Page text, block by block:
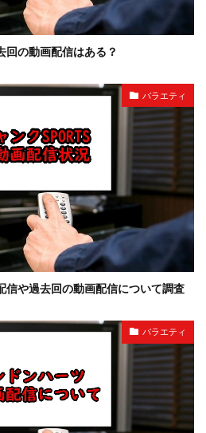
回の動画配信はある？
バラエティ
信や過去回の動画配信について調査
バラエティ